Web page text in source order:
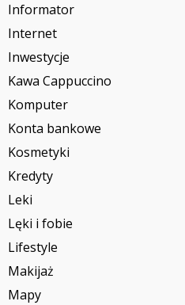
Informator
Internet
Inwestycje
Kawa Cappuccino
Komputer
Konta bankowe
Kosmetyki
Kredyty
Leki
Lęki i fobie
Lifestyle
Makijaż
Mapy